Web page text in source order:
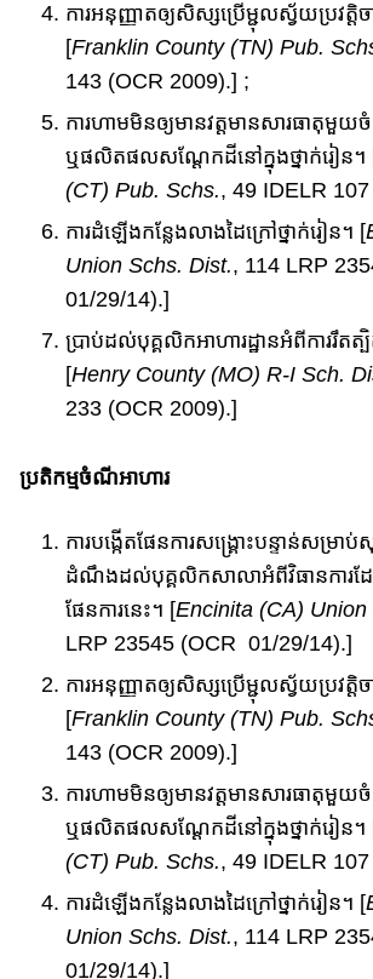
ការអនុញ្ញាតឲ្យសិស្ស​ប្រើ​ម្ជុលស្វ័យប្រវត្តិ​
[Franklin County (TN) Pub.
143 (OCR 2009).] ;
ការហាមមិនឲ្យមាន​វត្តមាន​សារធាតុ​មួ
ឬ​ផលិតផល​សណ្តែកដី​នៅក្នុង​ថ្នាក់​រៀន​​។
(CT) Pub. Schs., 49 IDELR
ការដំឡើង​កន្លែងលាងដៃ​ក្រៅថ្នាក់រៀន​។​ [
Union Schs. Dist., 114 LRP
01/29/14).]
ប្រាប់ដល់បុគ្គលិក​អាហារដ្ឋាន​​អំពីការរឹ
[Henry County (MO) R-I Sch.
233 (OCR 2009).]
ប្រតិកម្ម​ចំណីអាហារ​
ការបង្កើត​ផែនការសង្គ្រោះបន្ទាន់សម្រា
ដំណឹង​​ដល់បុគ្គលិក​សាលា​អំពី​វិធាន​ការ​​​​ដែ
ផែនការនេះ​។ [Encinita (CA) Union
LRP 23545 (OCR 01/29/14).]
ការអនុញ្ញាតឲ្យសិស្ស​ប្រើ​ម្ជុលស្វ័យប្រវត្តិ​
[Franklin County (TN) Pub.
143 (OCR 2009).]
ការហាមមិនឲ្យមាន​វត្តមាន​សារធាតុ​មួ
ឬ​ផលិតផល​សណ្តែកដី​នៅក្នុង​ថ្នាក់​រៀន​​។
(CT) Pub. Schs., 49 IDELR
ការដំឡើង​កន្លែងលាងដៃ​ក្រៅថ្នាក់រៀន​។​ [
Union Schs. Dist., 114 LRP
01/29/14).]